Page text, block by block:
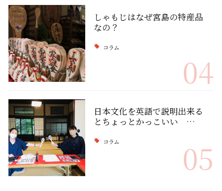
しゃもじはなぜ宮島の特産品
なの？
コラム
04
日本文化を英語で説明出来る
とちょっとかっこいい …
コラム 05